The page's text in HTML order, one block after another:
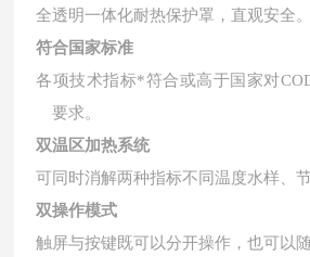
全透明一体化耐热保护罩，直观安全。
符合国家标准
各项技术指标*符合或⾼于国家对
要求。
双温区加热系统
可同时消解两种指标不同温度⽔样、节
双操作模式
触屏与按键既可以分开操作，也可以